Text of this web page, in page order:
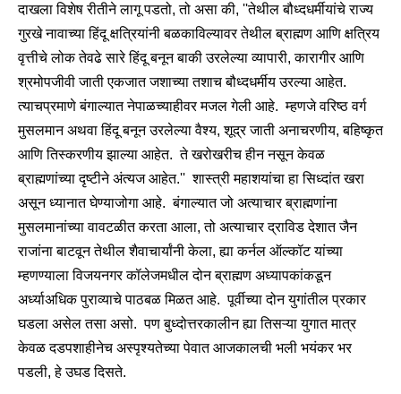
दाखला विशेष रीतीने लागू पडतो, तो असा की, ''तेथील बौध्दधर्मीयांचे राज्य
गुरखे नावाच्या हिंदू क्षत्रियांनी बळकाविल्यावर तेथील ब्राह्मण आणि क्षत्रिय
वृत्तीचे लोक तेवढे सारे हिंदू बनून बाकी उरलेल्या व्यापारी, कारागीर आणि
श्रमोपजीवी जाती एकजात जशाच्या तशाच बौध्दधर्मीय उरल्या आहेत.
त्याचप्रमाणे बंगाल्यात नेपाळच्याहीवर मजल गेली आहे. म्हणजे वरिष्ठ वर्ग
मुसलमान अथवा हिंदू बनून उरलेल्या वैश्य, शूद्र जाती अनाचरणीय, बहिष्कृत
आणि तिस्करणीय झाल्या आहेत. ते खरोखरीच हीन नसून केवळ
ब्राह्मणांच्या दृष्टीने अंत्यज आहेत.'' शास्त्री महाशयांचा हा सिध्दांत खरा
असून ध्यानात घेण्याजोगा आहे. बंगाल्यात जो अत्याचार ब्राह्मणांना
मुसलमानांच्या वावटळीत करता आला, तो अत्याचार द्राविड देशात जैन
राजांना बाटवून तेथील शैवाचार्यांनी केला, ह्या कर्नल ऑल्कॉट यांच्या
म्हणण्याला विजयनगर कॉलेजमधील दोन ब्राह्मण अध्यापकांकडून
अर्ध्याअधिक पुराव्याचे पाठबळ मिळत आहे. पूर्वीच्या दोन युगांतील प्रकार
घडला असेल तसा असो. पण बुध्दोत्तरकालीन ह्या तिसऱ्या युगात मात्र
केवळ दडपशाहीनेच अस्पृश्यतेच्या पेवात आजकालची भली भयंकर भर
पडली, हे उघड दिसते.